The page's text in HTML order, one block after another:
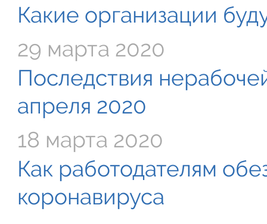
Какие организации
29 марта 2020
Последствия
апреля 2020
18 марта 2020
Как работодателям
коронавируса